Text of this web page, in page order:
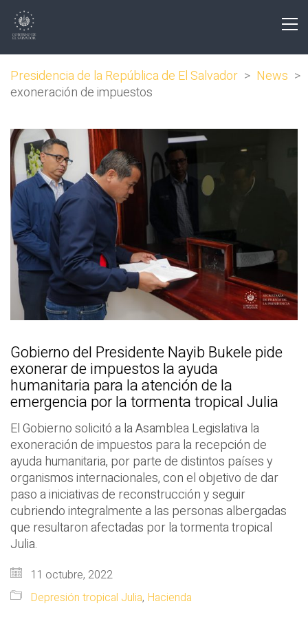
Presidencia de la República de El Salvador > News >
exoneración de impuestos
Gobierno del Presidente Nayib Bukele pide
exonerar de impuestos la ayuda
humanitaria para la atención de la
emergencia por la tormenta tropical Julia
El Gobierno solicitó a la Asamblea Legislativa la
exoneración de impuestos para la recepción de
ayuda humanitaria, por parte de distintos países y
organismos internacionales, con el objetivo de dar
paso a iniciativas de reconstrucción y seguir
cubriendo integralmente a las personas albergadas
que resultaron afectadas por la tormenta tropical
Julia.
11 octubre, 2022
Depresión tropical Julia, Hacienda